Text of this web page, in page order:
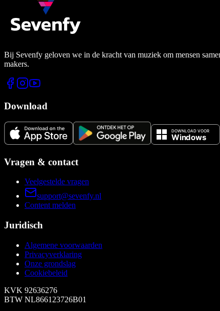
Bij Sevenfy geloven we in de kracht van muziek om mensen
makers.
Download
Vragen & contact
Veelgestelde vragen
support@sevenfy.nl
Content melden
Juridisch
Algemene voorwaarden
Privacyverklaring
Onze grondslag
Cookiebeleid
KVK 92636276
BTW NL866123726B01